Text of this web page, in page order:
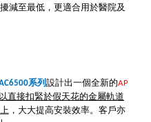
減至最低，更適合用於醫院及
系列設計出一個全新的AP
直接扣緊於假天花的金屬軌道
，大大提高安裝效率。客戶亦